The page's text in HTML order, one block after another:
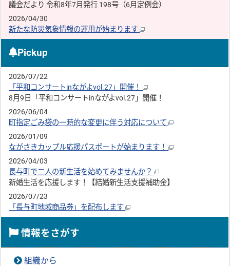
議会だより 令和8年7月発行 198号（6月定例会）
2026/04/30
新たな防災気象情報の運用が始まります
Pickup
2026/07/22
「平和コンサートinながよvol.27」開催！
8月9日「平和コンサートinながよvol.27」開催！
2026/06/04
町指定ごみ袋の一時的な変更に伴う対応について
2026/01/09
ながさきカップル応援パスポートが始まります！
2026/04/03
長与町で二人の新生活を始めてみませんか？
新婚生活を応援します！【結婚新生活支援補助金】
2026/07/23
「長与町地域商品券」を配布します
情報をさがす
組織から